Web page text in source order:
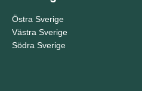
Östra Sverige
Västra Sverige
Södra Sverige